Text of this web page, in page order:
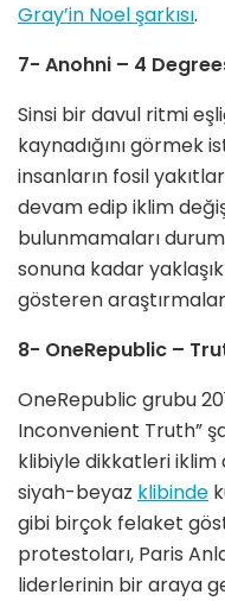
Gray’in Noel şarkısı.
7- Anohni – 4
Sinsi bir davul ritmi
kaynadığını görmek
insanların fosil
devam edip iklim
bulunmamaları
sonuna kadar yaklaşık
gösteren
8- OneRepublic –
OneRepublic grubu
Inconvenient Truth”
klibiyle dikkatleri iklim
siyah-beyaz klibinde
gibi birçok felaket
protestoları, Paris
liderlerinin bir araya